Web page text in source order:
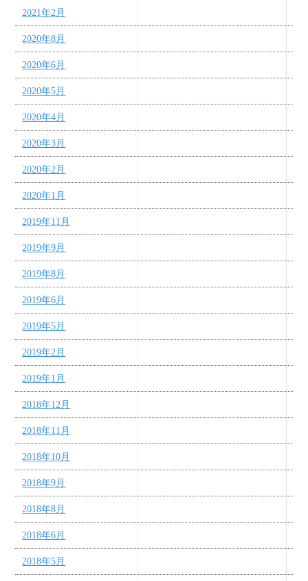
2021年2月
2020年8月
2020年6月
2020年5月
2020年4月
2020年3月
2020年2月
2020年1月
2019年11月
2019年9月
2019年8月
2019年6月
2019年5月
2019年2月
2019年1月
2018年12月
2018年11月
2018年10月
2018年9月
2018年8月
2018年6月
2018年5月